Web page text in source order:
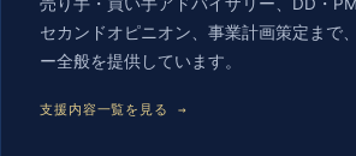
セカンドオピニオン、事業計画策定まで
ー全般を提供しています。
支援内容一覧を見る →